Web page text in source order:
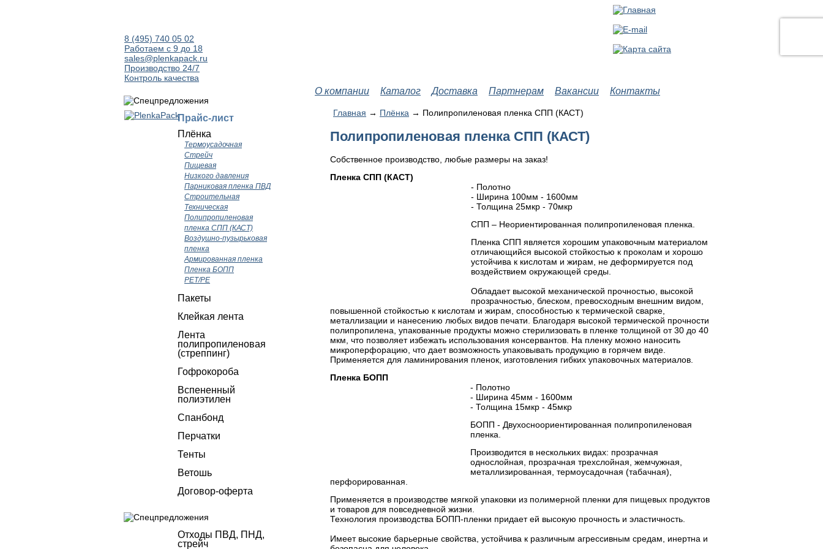
8 (495) 740 05 02
Работаем с 9 до 18
sales@plenkapack.ru
Производство 24/7
Контроль качества
О компании Каталог Доставка Партнерам Вакансии Контакты
Прайс-лист
Плёнка
Термоусадочная
Стрейч
Пищевая
Низкого давления
Парниковая пленка ПВД
Строительная
Техническая
Полипропиленовая
пленка СПП (КАСТ)
Воздушно-пузырьковая
пленка
Армированная пленка
Пленка БОПП
РЕТ/РЕ
Пакеты
Клейкая лента
Лента
полипропиленовая
(стреппинг)
Гофрокороба
Вспененный
полиэтилен
Спанбонд
Перчатки
Тенты
Ветошь
Договор-оферта
Отходы ПВД, ПНД,
стрейч
Главная → Плёнка → Полипропиленовая пленка СПП (КАСТ)
Полипропиленовая пленка СПП (КАСТ)
Собственное производство, любые размеры на заказ!
Пленка СПП (КАСТ)
- Полотно
- Ширина 100мм - 1600мм
- Толщина 25мкр - 70мкр
CПП – Неориентированная полипропиленовая пленка.
Пленка СПП является хорошим упаковочным материалом
отличающийся высокой стойкостью к проколам и хорошо
устойчива к кислотам и жирам, не деформируется под
воздействием окружающей среды.
Обладает высокой механической прочностью, высокой
прозрачностью, блеском, превосходным внешним видом,
повышенной стойкостью к кислотам и жирам, способностью к термической сварке,
металлизации и нанесению любых видов печати. Благодаря высокой термической прочности
полипропилена, упакованные продукты можно стерилизовать в пленке толщиной от 30 до 40
мкм, что позволяет избежать использования консервантов. На пленку можно наносить
микроперфорацию, что дает возможность упаковывать продукцию в горячем виде.
Применяется для ламинирования пленок, изготовления гибких упаковочных материалов.
Пленка БОПП
- Полотно
- Ширина 45мм - 1600мм
- Толщина 15мкр - 45мкр
БОПП - Двухосноориентированная полипропиленовая
пленка.
Производится в нескольких видах: прозрачная
однослойная, прозрачная трехслойная, жемчужная,
металлизированная, термоусадочная (табачная),
перфорированная.
Применяется в производстве мягкой упаковки из полимерной пленки для пищевых продуктов
и товаров для повседневной жизни.
Технология производства БОПП-пленки придает ей высокую прочность и эластичность.
Имеет высокие барьерные свойства, устойчива к различным агрессивным средам, инертна и